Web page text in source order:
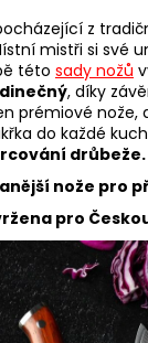
z
mistři si své
této sady nožů
, díky
prémiové nože,
do každé
drůbeže.
nože pro
pro